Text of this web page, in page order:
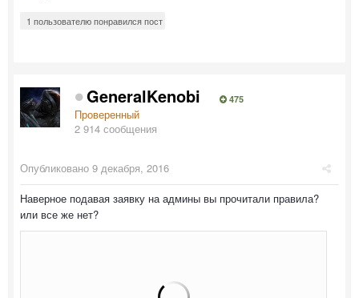
1 пользователю понравился пост
GeneralKenobi 475
Проверенный
2 914 сообщения
Опубликовано 9 декабря, 2016
Наверное подавая заявку на админы вы прочитали правила?
или все же нет?